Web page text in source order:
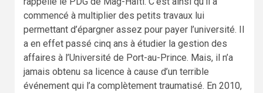
commencé à multiplier des petits travaux lui
permettant d’épargner assez pour payer l’université. Il
a en effet passé cinq ans à étudier la gestion des
affaires à l’Université de Port-au-Prince. Mais, il n’a
jamais obtenu sa licence à cause d’un terrible
événement qui l’a complètement traumatisé. En 2010,